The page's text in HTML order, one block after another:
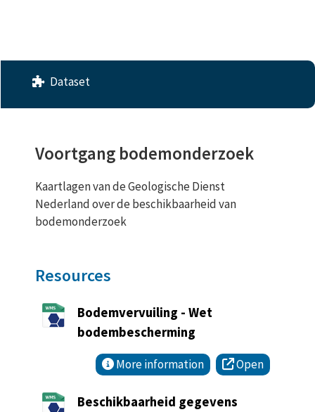
Dataset
Voortgang bodemonderzoek
Kaartlagen van de Geologische Dienst
Nederland over de beschikbaarheid van
bodemonderzoek
Resources
Bodemvervuiling - Wet
bodembescherming
More information Open
Beschikbaarheid gegevens